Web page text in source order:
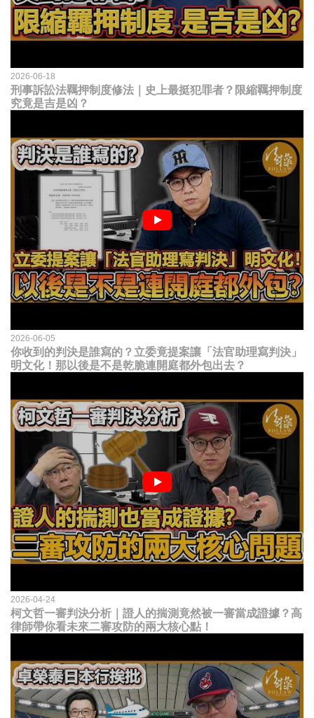
2026-06-18
刑事訴訟法羈押制度修法｜史上最挺犯罪者？限縮羈押制度
究竟是吉是凶？
2026-06-05
你收到的判決是誰寫的？立委竟提案讓「法官助理寫判決」
明文化！那以後是不是乾脆連開庭都外包出去？
2026-04-24
柯文哲一審判決分析｜證人的揣測竟然被一審當成證據？高
律師帶你看未來二審攻防的兩大核心點！